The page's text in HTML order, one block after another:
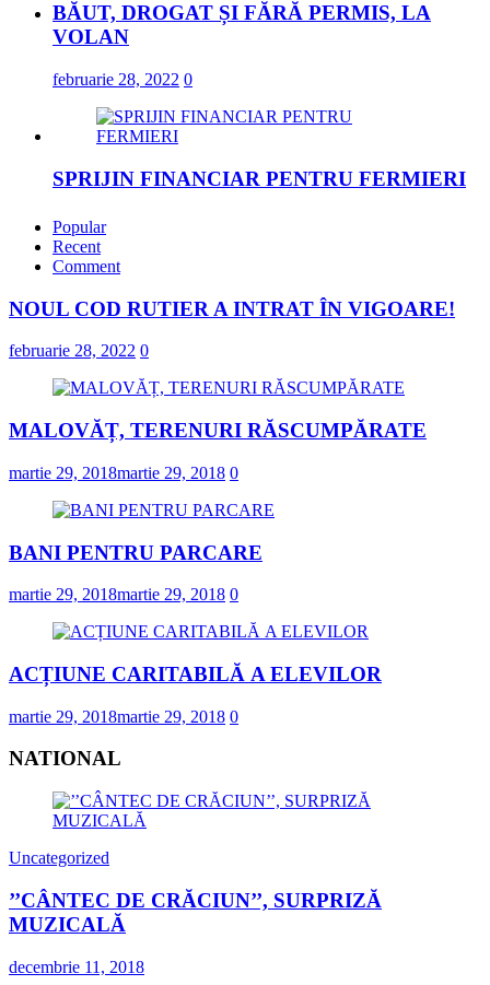
BĂUT, DROGAT ȘI FĂRĂ PERMIS, LA
VOLAN
februarie 28, 2022 0
SPRIJIN FINANCIAR PENTRU FERMIERI
februarie 23, 2022
„DRAGOSTE ÎN FĂURAR”
februarie 23, 2022
NOUL COD RUTIER A INTRAT ÎN
Popular
Recent
Comment
NOUL COD RUTIER A INTRAT ÎN VIGOARE!
februarie 28, 2022 0
MALOVĂȚ, TERENURI RĂSCUMPĂRATE
martie 29, 2018martie 29, 2018 0
BANI PENTRU PARCARE
martie 29, 2018martie 29, 2018 0
ACȚIUNE CARITABILĂ A ELEVILOR
martie 29, 2018martie 29, 2018 0
NATIONAL
Uncategorized
’’CÂNTEC DE CRĂCIUN’’, SURPRIZĂ
MUZICALĂ
decembrie 11, 2018